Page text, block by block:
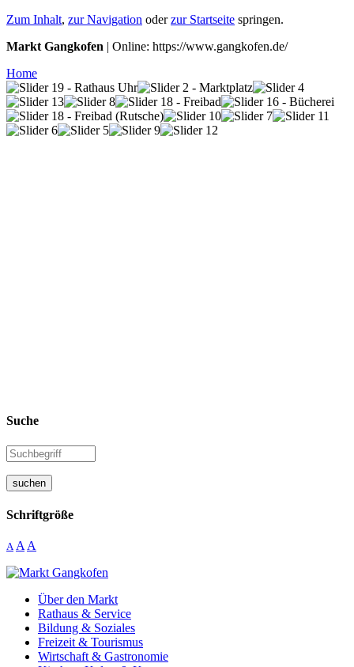
Zum Inhalt, zur Navigation oderzur Startseite springen.
Markt Gangkofen | Online: https://www.gangkofen.de/
Home
Suche
suchen
Schriftgröße
A A A
Über den Markt
Rathaus & Service
Bildung & Soziales
Freizeit & Tourismus
Wirtschaft & Gastronomie